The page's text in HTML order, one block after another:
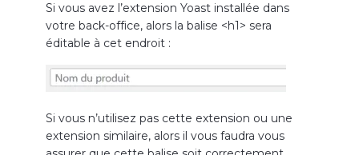
Si vous avez l’extension Yoast installée dans
votre back-office, alors la balise <h1> sera
éditable à cet endroit :
Si vous n’utilisez pas cette extension ou une
extension similaire, alors il vous faudra vous